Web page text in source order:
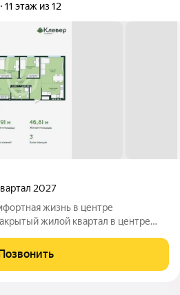
11 этаж из 12
2027
двор без машин и
создают